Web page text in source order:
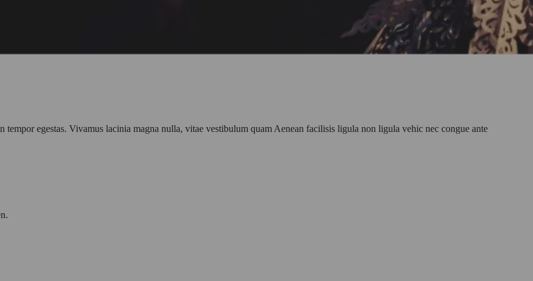
egestas. Vivamus lacinia magna nulla, vitae vestibulum quam Aenean facilisis ligula non ligula vehic nec congue ante